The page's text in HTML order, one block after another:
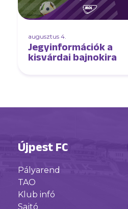
augusztus 4.
Jegyinformációk a
kisvárdai bajnokira
Újpest FC
Pályarend
TAO
Klub infó
Sajtó